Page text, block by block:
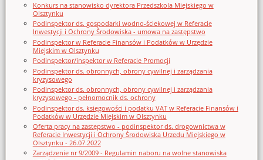
Konkurs na stanowisko dyrektora Przedszkola Miejskiego w
Olsztynku
Podinspektor ds. gospodarki wodno-ściekowej w Referacie
Inwestycji i Ochrony Środowiska - umowa na zastępstwo
Podinspektor w Referacie Finansów i Podatków w Urzędzie
Miejskim w Olsztynku
Podinspektor/inspektor w Referacie Promocji
Podinspektor ds. obronnych, obrony cywilnej i zarządzania
kryzysowego
Podinspektor ds. obronnych, obrony cywilnej i zarządzania
kryzysowego - pełnomocnik ds. ochrony
Podinspektor ds. księgowości i podatku VAT w Referacie Finansów i
Podatków w Urzędzie Miejskim w Olsztynku
Oferta pracy na zastępstwo - podinspektor ds. drogownictwa w
Referacie Inwestycji i Ochrony Środowiska Urzędu Miejskiego w
Olsztynku - 26.07.2022
Zarządzenie nr 9/2009 - Regulamin naboru na wolne stanowiska